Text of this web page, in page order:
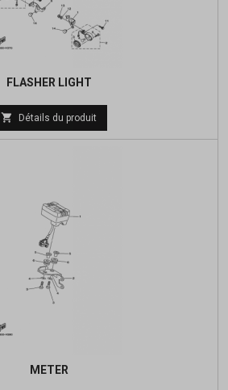
FLASHER LIGHT
Prix
de
 Détails du produit
METER